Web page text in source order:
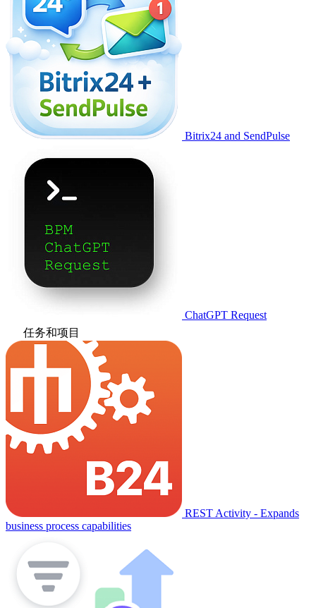
Bitrix24 and SendPulse
ChatGPT Request
任务和项目
REST Activity - Expands
business process capabilities